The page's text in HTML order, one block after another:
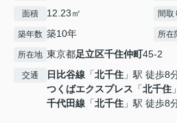
面積 12.23㎡ 間取
築年数 築10年 所在
所在地 東京都足立区千住仲町45-2
交通 日比谷線 「北千住 」駅 徒歩8
つくばエクスプレス 「北千住
千代田線 「北千住 」駅 徒歩8